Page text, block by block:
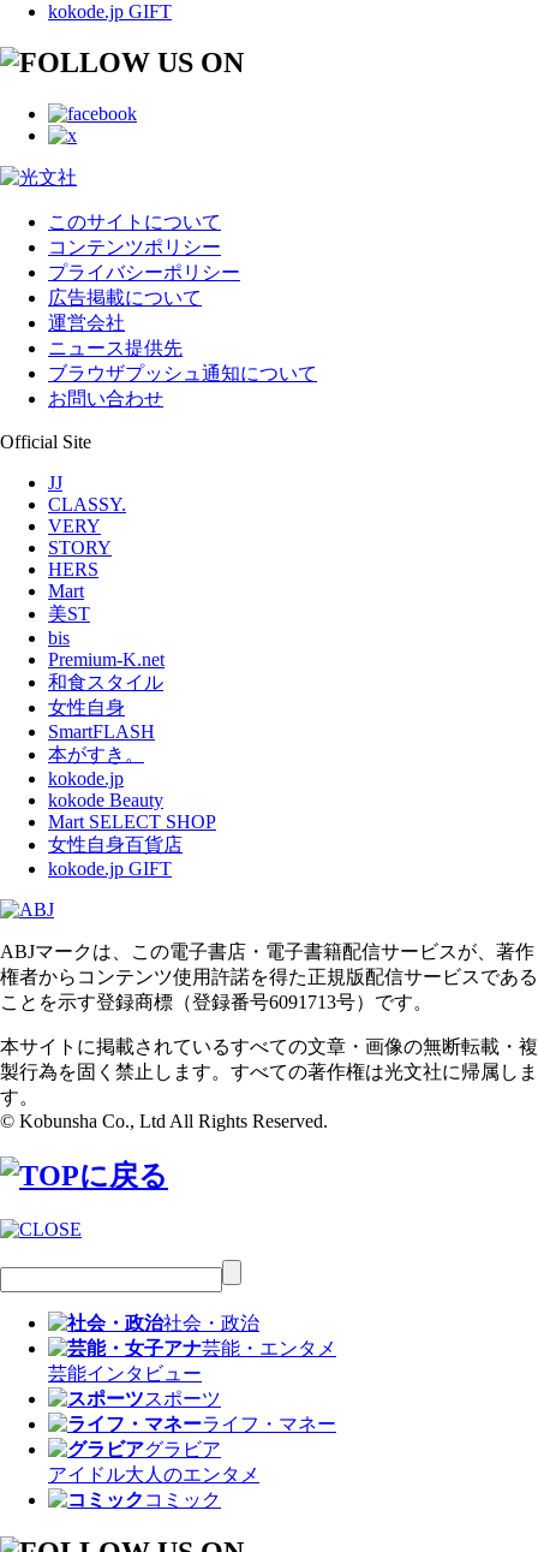
kokode.jp GIFT
このサイトについて
コンテンツポリシー
プライバシーポリシー
広告掲載について
運営会社
ニュース提供先
ブラウザプッシュ通知について
お問い合わせ
Official Site
JJ
CLASSY.
VERY
STORY
HERS
Mart
美ST
bis
Premium-K.net
和食スタイル
女性自身
SmartFLASH
本がすき。
kokode.jp
kokode Beauty
Mart SELECT SHOP
女性自身百貨店
kokode.jp GIFT
ABJマークは、この電子書店・電子書籍配信サービスが、著作
権者からコンテンツ使用許諾を得た正規版配信サービスである
ことを示す登録商標（登録番号6091713号）です。
本サイトに掲載されているすべての文章・画像の無断転載・複
製行為を固く禁止します。すべての著作権は光文社に帰属しま
す。
© Kobunsha Co., Ltd All Rights Reserved.
社会・政治
芸能・エンタメ
芸能インタビュー
スポーツ
ライフ・マネー
グラビア
アイドル大人のエンタメ
コミック